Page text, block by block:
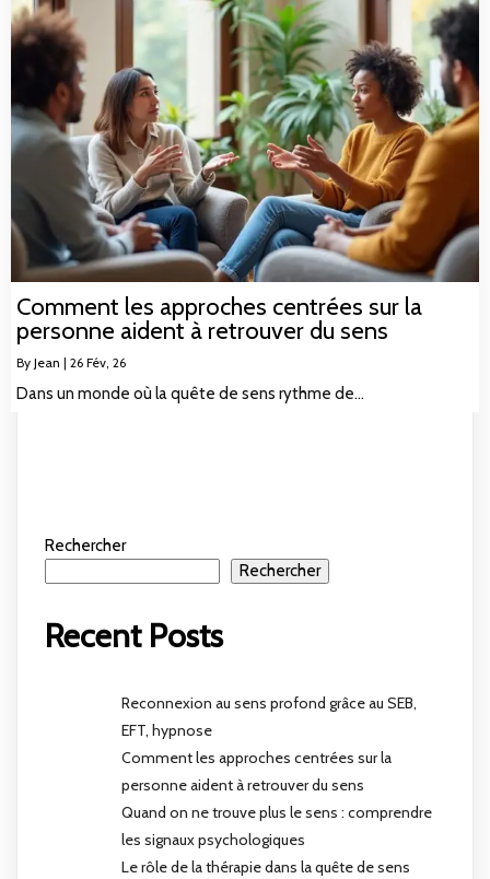
Comment les approches centrées sur la
personne aident à retrouver du sens
By Jean | 26 Fév, 26
Dans un monde où la quête de sens rythme de…
Rechercher
Rechercher
Recent Posts
Reconnexion au sens profond grâce au SEB,
EFT, hypnose
Comment les approches centrées sur la
personne aident à retrouver du sens
Quand on ne trouve plus le sens : comprendre
les signaux psychologiques
Le rôle de la thérapie dans la quête de sens